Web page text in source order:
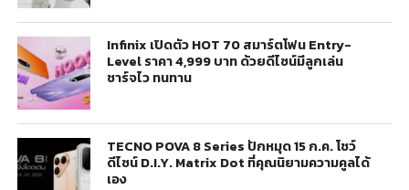
Infinix เปิดตัว HOT 70 สมาร์ตโฟน Entry-
Level ราคา 4,999 บาท ด้วยดีไซน์มีลูกเล่น
ชาร์จไว ทนทาน
TECNO POVA 8 Series ปักหมุด 15 ก.ค. โชว์
ดีไซน์ D.I.Y. Matrix Dot ที่คุณนิยามความคูลได้
เอง